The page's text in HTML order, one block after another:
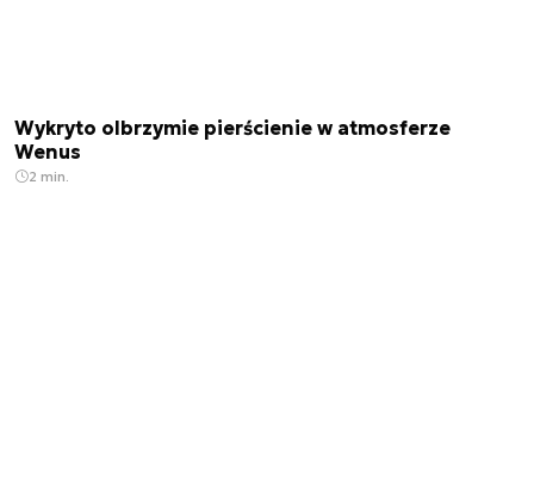
Wykryto olbrzymie pierścienie w atmosferze
Wenus
2 min.